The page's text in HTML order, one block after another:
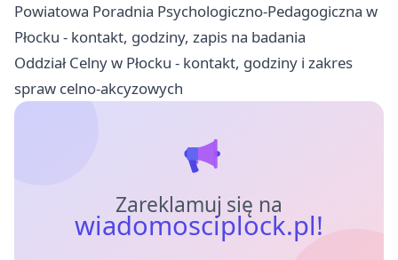
Powiatowa Poradnia Psychologiczno-Pedagogiczna w
Płocku - kontakt, godziny, zapis na badania
Oddział Celny w Płocku - kontakt, godziny i zakres
spraw celno-akcyzowych
Zareklamuj się na
wiadomosciplock.pl!